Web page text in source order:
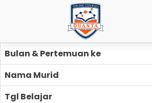
Bulan & Pertemuan ke
Nama Murid
Tgl Belajar